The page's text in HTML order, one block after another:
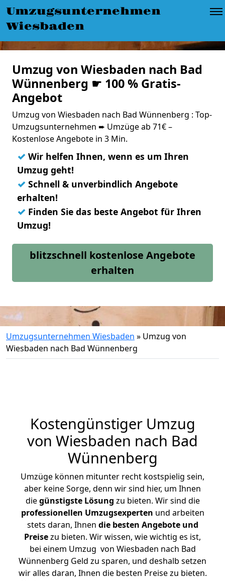
Umzugsunternehmen
Wiesbaden
Umzug von Wiesbaden nach Bad
Wünnenberg ☛ 100 % Gratis-
Angebot
Umzug von Wiesbaden nach Bad Wünnenberg : Top-
Umzugsunternehmen ➨ Umzüge ab 71€ –
Kostenlose Angebote in 3 Min.
✓ Wir helfen Ihnen, wenn es um Ihren
Umzug geht!
✓ Schnell & unverbindlich Angebote
erhalten!
✓ Finden Sie das beste Angebot für Ihren
Umzug!
blitzschnell kostenlose Angebote
erhalten
Umzugsunternehmen Wiesbaden » Umzug von
Wiesbaden nach Bad Wünnenberg
Kostengünstiger Umzug
von Wiesbaden nach Bad
Wünnenberg
Umzüge können mitunter recht kostspielig sein,
aber keine Sorge, denn wir sind hier, um Ihnen
diegünstigste Lösung zu bieten. Wir sind die
professionellen Umzugsexperten und arbeiten
stets daran, Ihnen die besten Angebote und
Preisezu bieten. Wir wissen, wie wichtig es ist,
bei einem Umzug von Wiesbaden nach Bad
Wünnenberg Geld zu sparen, und deshalb setzen
wir alles daran, Ihnen die besten Preise zu bieten.